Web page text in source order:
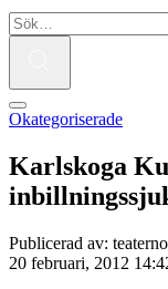
Okategoriserade
Karlskoga
Publicerad av:
20 februari, 2012